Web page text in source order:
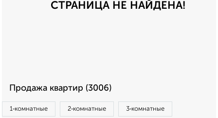
СТРАНИЦА НЕ НАЙДЕНА!
Продажа квартир (3006)
1‑комнатные 2‑комнатные 3‑комнатные